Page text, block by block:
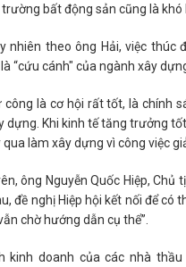
bất động sản cũng là
nhiên theo ông Hải, việc
“cứu cánh" của ngành xây
công là cơ hội rất tốt, là chính
dựng. Khi kinh tế tăng trưởng
làm xây dựng vì công việc
ông Nguyễn Quốc Hiệp,
đề nghị Hiệp hội kết nối để
chờ hướng dẫn cụ thể”.
kinh doanh của các nhà